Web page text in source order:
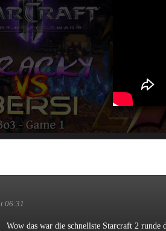
06:31
Wow das war die schnellste Starcraft 2 runde